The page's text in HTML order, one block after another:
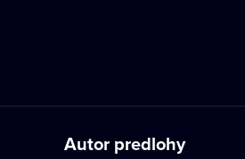
Autor predlohy